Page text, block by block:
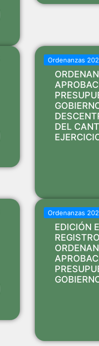
Ordenanzas
DEL
Ordenanzas
EDICIÓN